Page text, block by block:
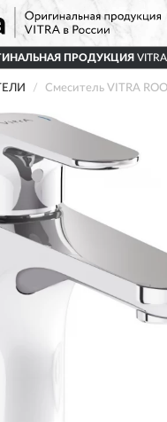
ПРОДУКЦИЯ
Смеситель VITRA